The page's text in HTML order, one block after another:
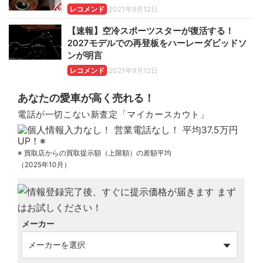
レコメンド 2021年9月12日
【速報】空冷スポーツスターが復活する！
2027モデルでの再登板をハーレーダビッドソ
ンが明言
レコメンド 2021年9月12日
あなたの愛車が高く売れる！
電話が一切こない新査定「マイカースカウト」
※ 買取店からの買取提示額（上限額）の差額平均
（2025年10月）
メーカー